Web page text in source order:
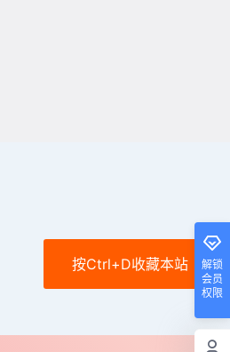
解锁
会员
权限
按Ctrl+D收藏本站